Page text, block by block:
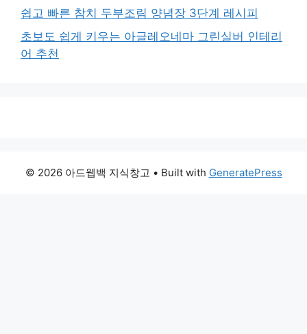
쉽고 빠른 참치 두부조림 양념장 3단계 레시피
초보도 쉽게 키우는 아글레오네마 그린실버 인테리
어 추천
© 2026 아드웹백 지식창고 • Built with GeneratePress